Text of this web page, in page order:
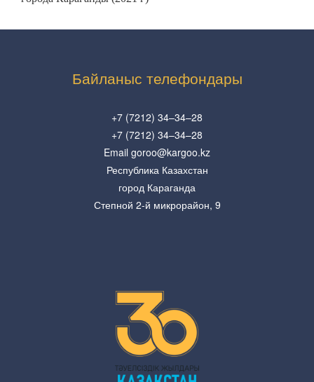
Байланыс телефондары
+7 (7212) 34–34–28
+7 (7212) 34–34–28
Email goroo@kargoo.kz
Республика Казахстан
город Караганда
Степной 2-й микрорайон, 9